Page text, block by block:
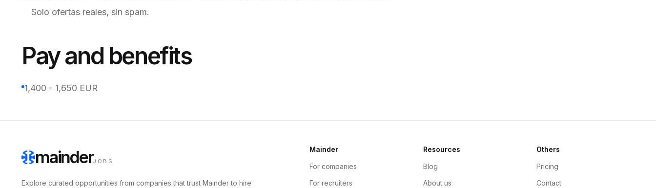
Solo ofertas reales, sin spam.
Pay and benefits
1,400 - 1,650 EUR
mainderJOBS
Explore curated opportunities from companies that trust Mainder to hire
Mainder
For companies
For recruiters
Resources
Blog
About us
Others
Pricing
Contact